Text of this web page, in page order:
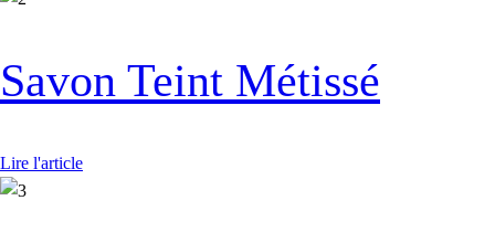
Savon Teint Métissé
Lire l'article